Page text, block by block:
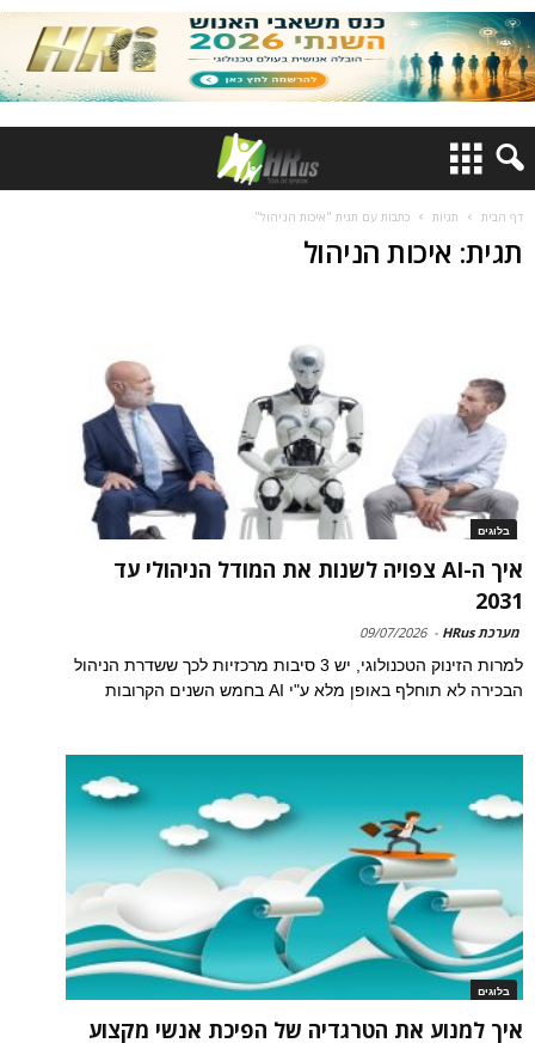
דף הבית תגיות כתבות עם תגית "איכות הניהול"
תגית: איכות הניהול
בלוגים
איך ה-AI צפויה לשנות את המודל הניהולי עד
2031
מערכת HRus -
09/07/2026
למרות הזינוק הטכנולוגי, יש 3 סיבות מרכזיות לכך ששדרת הניהול
הבכירה לא תוחלף באופן מלא ע"י AI בחמש השנים הקרובות
בלוגים
איך למנוע את הטרגדיה של הפיכת אנשי מקצוע